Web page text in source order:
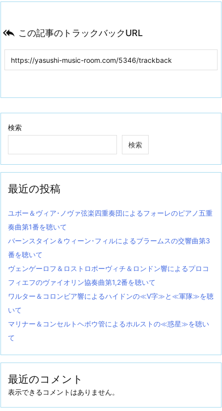
 この記事のトラックバックURL
検索
検索
最近の投稿
ユボー＆ヴィア･ノヴァ弦楽四重奏団によるフォーレのピアノ五重
奏曲第1番を聴いて
バーンスタイン＆ウィーン･フィルによるブラームスの交響曲第3
番を聴いて
ヴェンゲーロフ＆ロストロポーヴィチ＆ロンドン響によるプロコ
フィエフのヴァイオリン協奏曲第1,2番を聴いて
ワルター＆コロンビア響によるハイドンの≪V字≫と≪軍隊≫を聴
いて
マリナー＆コンセルトヘボウ管によるホルストの≪惑星≫を聴い
て
最近のコメント
表示できるコメントはありません。